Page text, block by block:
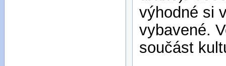
výhodné si
vybavené.
součást